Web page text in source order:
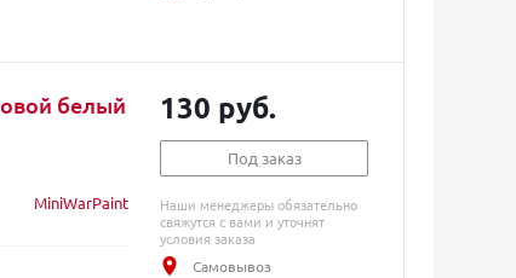
белый
MiniWarPaint
130 руб.
Под заказ
Наши менеджеры обязательно
свяжутся с вами и уточнят
условия заказа
Самовывоз